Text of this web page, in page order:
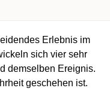
Erlebnis im
sich vier sehr
demselben Ereignis.
geschehen ist.